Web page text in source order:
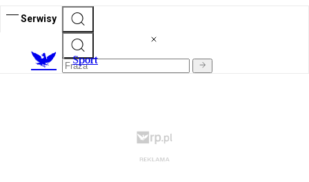
Serwisy
Sport